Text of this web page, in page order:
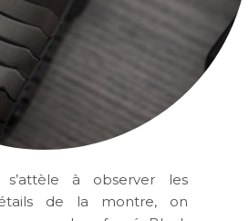
s’attèle à observer les
de la montre, on